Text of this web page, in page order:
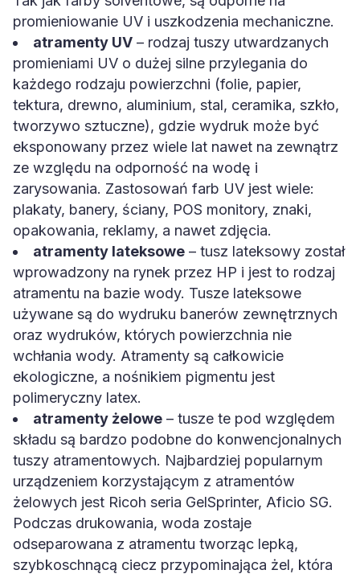
promieniowanie UV i uszkodzenia mechaniczne.
atramenty UV – rodzaj tuszy utwardzanych
promieniami UV o dużej silne przylegania do
każdego rodzaju powierzchni (folie, papier,
tektura, drewno, aluminium, stal, ceramika, szkło,
tworzywo sztuczne), gdzie wydruk może być
eksponowany przez wiele lat nawet na zewnątrz
ze względu na odporność na wodę i
zarysowania. Zastosowań farb UV jest wiele:
plakaty, banery, ściany, POS monitory, znaki,
opakowania, reklamy, a nawet zdjęcia.
atramenty lateksowe – tusz lateksowy został
wprowadzony na rynek przez HP i jest to rodzaj
atramentu na bazie wody. Tusze lateksowe
używane są do wydruku banerów zewnętrznych
oraz wydruków, których powierzchnia nie
wchłania wody. Atramenty są całkowicie
ekologiczne, a nośnikiem pigmentu jest
polimeryczny latex.
atramenty żelowe – tusze te pod względem
składu są bardzo podobne do konwencjonalnych
tuszy atramentowych. Najbardziej popularnym
urządzeniem korzystającym z atramentów
żelowych jest Ricoh seria GelSprinter, Aficio SG.
Podczas drukowania, woda zostaje
odseparowana z atramentu tworząc lepką,
szybkoschnącą ciecz przypominająca żel, która